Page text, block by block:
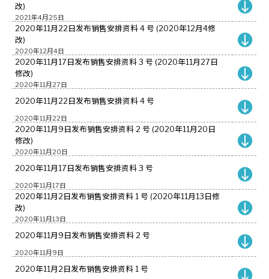
2021年4月25日
改)
2020年12月4日
2020年11月22日发布销售安排资料 4 号 (2020年12月4修
改)
2020年11月27日
2020年11月17日发布销售安排资料 3 号 (2020年11月27日
修改)
2020年11月22日
2020年11月22日发布销售安排资料 4 号
2020年11月20日
2020年11月9日发布销售安排资料 2 号 (2020年11月20日
修改)
2020年11月17日
2020年11月17日发布销售安排资料 3 号
2020年11月13日
2020年11月2日发布销售安排资料 1 号 (2020年11月13日修
改)
2020年11月9日
2020年11月9日发布销售安排资料 2 号
2020年11月2日发布销售安排资料 1 号